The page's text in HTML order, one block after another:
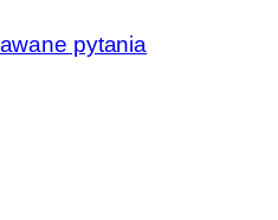
pytania